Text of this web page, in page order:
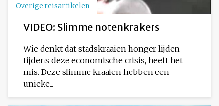
Overige reisartikelen
VIDEO: Slimme notenkrakers
Wie denkt dat stadskraaien honger lijden
tijdens deze economische crisis, heeft het
mis. Deze slimme kraaien hebben een
unieke...